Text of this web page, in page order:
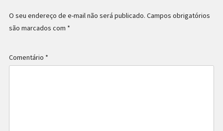
O seu endereço de e-mail não será publicado. Campos obrigatórios
são marcados com *
Comentário *